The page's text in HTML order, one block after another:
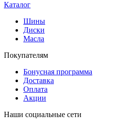
Каталог
Шины
Диски
Масла
Покупателям
Бонусная программа
Доставка
Оплата
Акции
Наши социальные сети